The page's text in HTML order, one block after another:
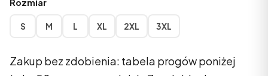
Rozmiar
S M L XL 2XL 3XL
Zakup bez zdobienia: tabela progów poniżej